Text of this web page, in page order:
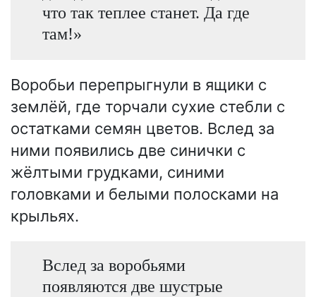
что так теплее станет. Да где
там!»
Воробьи перепрыгнули в ящики с
землёй, где торчали сухие стебли с
остатками семян цветов. Вслед за
ними появились две синички с
жёлтыми грудками, синими
головками и белыми полосками на
крыльях.
Вслед за воробьями
появляются две шустрые